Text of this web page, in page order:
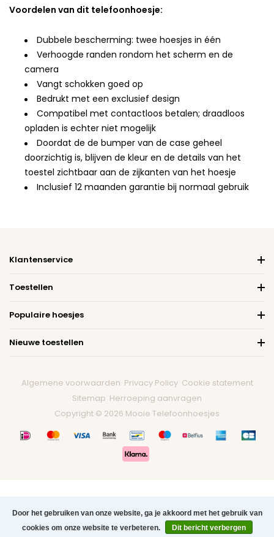
0
Voordelen van dit telefoonhoesje:
Dubbele bescherming: twee hoesjes in één
Verhoogde randen rondom het scherm en de
camera
Vangt schokken goed op
Bedrukt met een exclusief design
Compatibel met contactloos betalen; draadloos
opladen is echter niet mogelijk
Doordat de de bumper van de case geheel
doorzichtig is, blijven de kleur en de details van het
toestel zichtbaar aan de zijkanten van het hoesje
Inclusief 12 maanden garantie bij normaal gebruik
Klantenservice
Toestellen
Populaire hoesjes
Nieuwe toestellen
Algemene voorwaarden Privacy Policy Cookie statement
Sitemap Herroeping aanvragen
Copyright © 2026 Mooie Telefoonhoesjes
Door het gebruiken van onze website, ga je akkoord met het gebruik van
cookies om onze website te verbeteren.
Dit bericht verbergen